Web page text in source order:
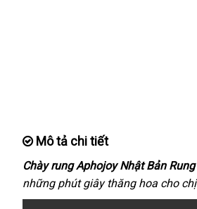
Mô tả chi tiết
Chày rung Aphojoy Nhật Bản
những phút giây thăng hoa cho